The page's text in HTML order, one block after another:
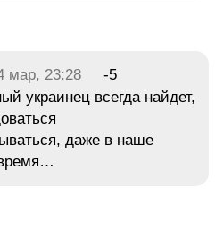
мар, 23:28
-5
украинец всегда найдет,
даже в наше